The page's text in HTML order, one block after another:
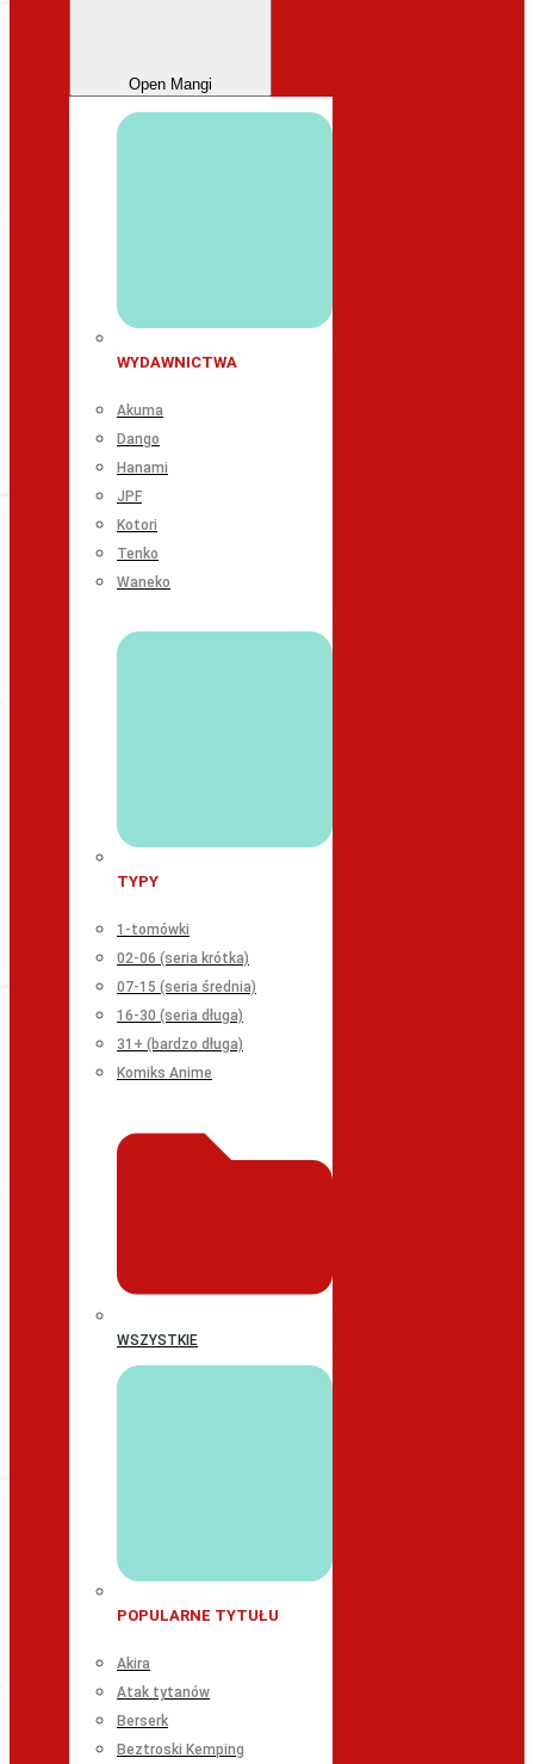
Open Mangi
WYDAWNICTWA
Akuma
Dango
Hanami
JPF
Kotori
Tenko
Waneko
TYPY
1-tomówki
02-06 (seria krótka)
07-15 (seria średnia)
16-30 (seria długa)
31+ (bardzo długa)
Komiks Anime
WSZYSTKIE
POPULARNE TYTUŁU
Akira
Atak tytanów
Berserk
Beztroski Kemping